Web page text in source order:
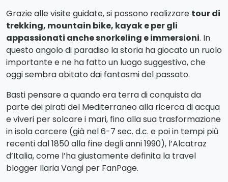
Grazie alle visite guidate, si possono realizzare tour di
trekking, mountain bike, kayak e per gli
appassionati anche snorkeling e immersioni. In
questo angolo di paradiso la storia ha giocato un ruolo
importante e ne ha fatto un luogo suggestivo, che
oggi sembra abitato dai fantasmi del passato.
Basti pensare a quando era terra di conquista da
parte dei pirati del Mediterraneo alla ricerca di acqua
e viveri per solcare i mari, fino alla sua trasformazione
in isola carcere (già nel 6-7 sec. d.c. e poi in tempi più
recenti dal 1850 alla fine degli anni 1990), l’Alcatraz
d’Italia, come l’ha giustamente definita la travel
blogger Ilaria Vangi per FanPage.